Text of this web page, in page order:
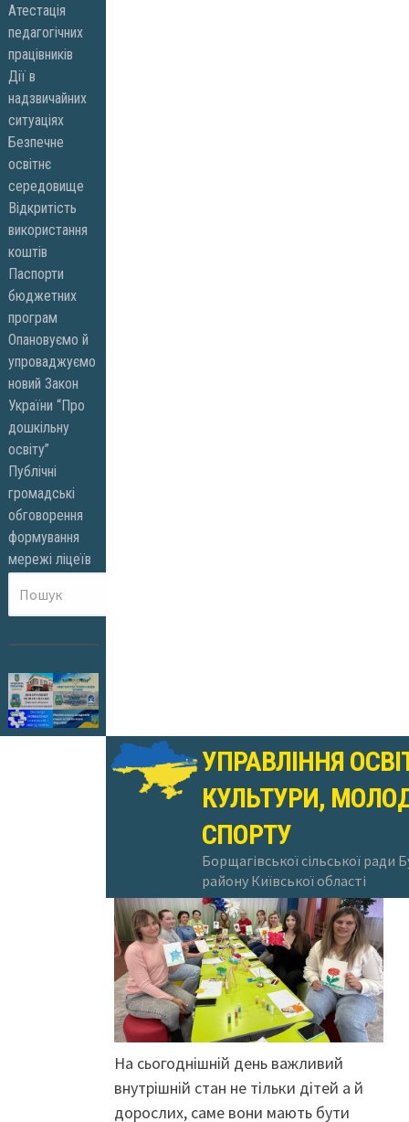
Атестація
педагогічних
працівників
Дії в
надзвичайних
ситуаціях
Безпечне
освітнє
середовище
Відкритість
використання
коштів
Паспорти
бюджетних
програм
Опановуємо й
упроваджуємо
новий Закон
України “Про
дошкільну
освіту”
Публічні
громадські
обговорення
формування
мережі ліцеїв
УПРАВЛІННЯ
КУЛЬТУРИ,
СПОРТУ
Борщагівської сільської ради
району Київської області
На сьогоднішній день важливий
внутрішній стан не тільки дітей а й
дорослих, саме вони мають бути